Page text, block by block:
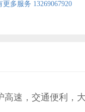
多服务 13269067920
高速，交通便利，